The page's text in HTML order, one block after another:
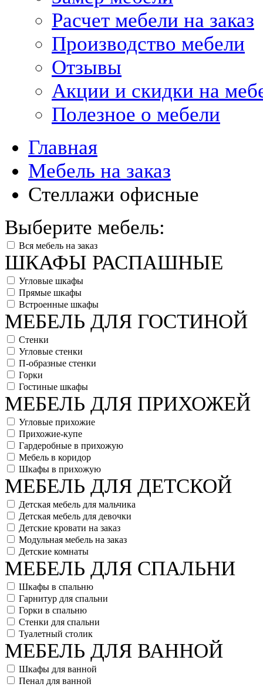
Расчет мебели на заказ
Производство мебели
Отзывы
Акции и скидки на
Полезное о мебели
Главная
Мебель на заказ
Стеллажи офисные
Выберите мебель:
Вся мебель на заказ
ШКАФЫ РАСПАШНЫЕ
Угловые шкафы
Прямые шкафы
Встроенные шкафы
МЕБЕЛЬ ДЛЯ ГОСТИНОЙ
Стенки
Угловые стенки
П-образные стенки
Горки
Гостиные шкафы
МЕБЕЛЬ ДЛЯ ПРИХОЖЕЙ
Угловые прихожие
Прихожие-купе
Гардеробные в прихожую
Мебель в коридор
Шкафы в прихожую
МЕБЕЛЬ ДЛЯ ДЕТСКОЙ
Детская мебель для мальчика
Детская мебель для девочки
Детские кровати на заказ
Модульная мебель на заказ
Детские комнаты
МЕБЕЛЬ ДЛЯ СПАЛЬНИ
Шкафы в спальню
Гарнитур для спальни
Горки в спальню
Стенки для спальни
Туалетный столик
МЕБЕЛЬ ДЛЯ ВАННОЙ
Шкафы для ванной
Пенал для ванной